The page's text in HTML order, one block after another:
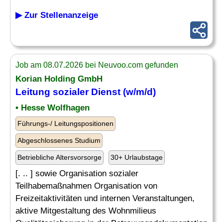
▶ Zur Stellenanzeige
Job am 08.07.2026 bei Neuvoo.com gefunden
Korian Holding GmbH
Leitung sozialer Dienst (w/m/d)
• Hesse Wolfhagen
Führungs-/ Leitungspositionen
Abgeschlossenes Studium
Betriebliche Altersvorsorge 30+ Urlaubstage
[. .. ] sowie Organisation sozialer
Teilhabemaßnahmen Organisation von
Freizeitaktivitäten und internen Veranstaltungen,
aktive Mitgestaltung des Wohnmilieus